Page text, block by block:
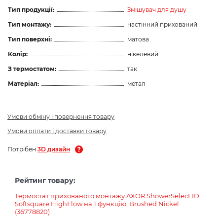
Тип продукції:
Змішувач для душу
Тип монтажу:
настінний прихований
Тип поверхні:
матова
Колір:
нікелевий
З термостатом:
так
Матеріал:
метал
Умови обміну і повернення товару
Умови оплати і доставки товару
Потрібен 3D дизайн
Рейтинг товару:
Термостат прихованого монтажу AXOR ShowerSelect ID
Softsquare HighFlow на 1 функцію, Brushed Nickel
(36778820)